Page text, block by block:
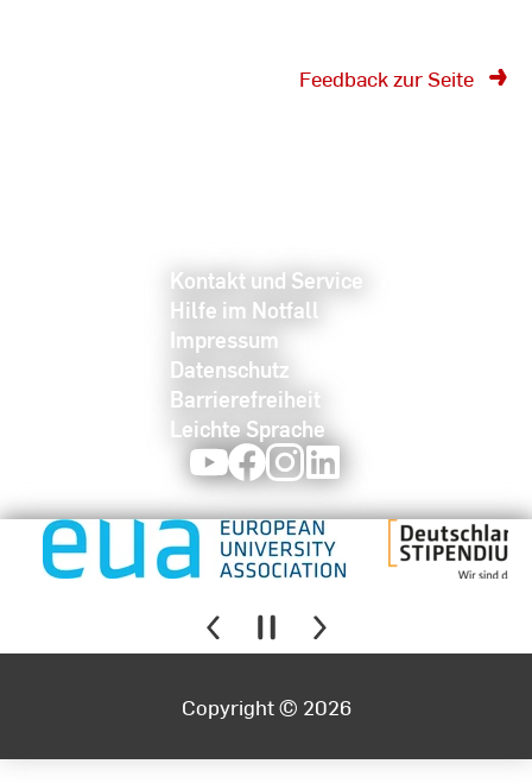
Feedback zur Seite
Kontakt und Service
Hilfe im Notfall
Impressum
Datenschutz
Barrierefreiheit
Leichte Sprache
YoutubeFacebookInstagram
Copyright © 2026